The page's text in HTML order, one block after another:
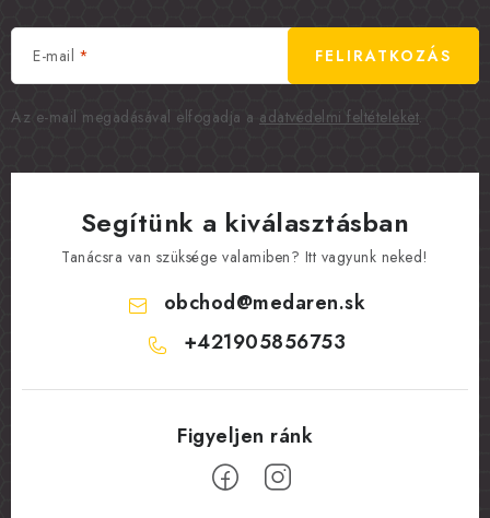
E-mail
Az e-mail megadásával elfogadja a adatvédelmi feltételeket.
FELIRATKOZÁS
Segítünk a kiválasztásban
Tanácsra van szüksége valamiben? Itt vagyunk neked!
obchod@medaren.sk
+421905856753